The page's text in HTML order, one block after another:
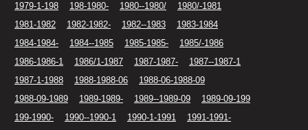
1979-1-198
198-1980- 1980--1980/
1980/-1981
1981-1982
1982-1982- 1982--1983
1983-1984
1984-1984-
1984--1985 1985-1985-
1985/-1986
1986-1986-1
1986/1-1987 1987-1987-
1987--1987-1
1987-1-1988
1988-1988-06
1988-06-1988-09
1988-09-1989
1989-1989- 1989--1989-09
1989-09-199
199-1990-
1990--1990-1 1990-1-1991
1991-1991-